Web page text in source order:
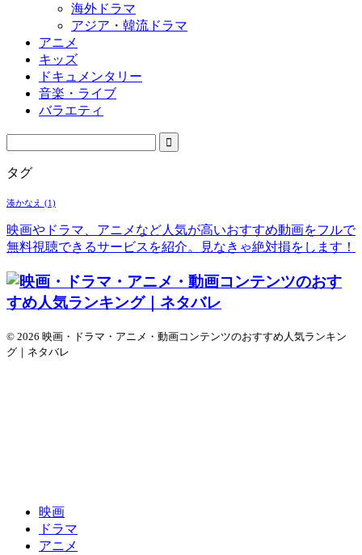
海外ドラマ
アジア・韓流ドラマ
アニメ
キッズ
ドキュメンタリー
音楽・ライブ
バラエティ
タグ
湊かなえ (1)
映画やドラマ、アニメなど人気が高いおすすめ動画をフルで
無料視聴できるサービスを紹介。見なきゃ絶対損をします！
© 2026 映画・ドラマ・アニメ・動画コンテンツのおすすめ人気ランキン
グ｜ネタバレ
映画
ドラマ
アニメ